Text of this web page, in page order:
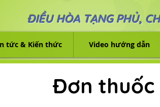
ĐIỀU HÒA TẠNG PHỦ,
tức & Kiến thức Video hướng dẫn
Đơn thuốc